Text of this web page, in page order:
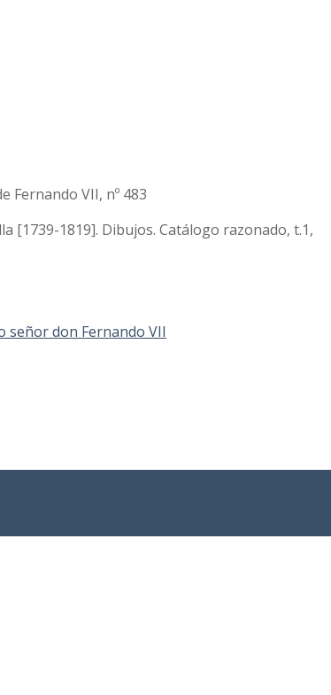
Fernando VII, nº 483
[1739-1819]. Dibujos. Catálogo razonado, t.1,
señor don Fernando VII